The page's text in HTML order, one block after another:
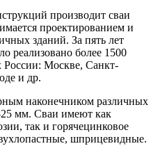
производит сваи
проектированием и
зданий. За пять лет
реализовано более 1500
России: Москве, Санкт-
и др.
наконечником различных
мм. Сваи имеют как
так и горячецинковое
шприцевидные.